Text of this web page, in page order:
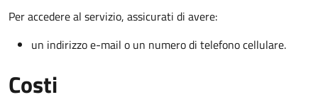
Per accedere al servizio, assicurati di avere:
un indirizzo e-mail o un numero di telefono cellulare.
Costi